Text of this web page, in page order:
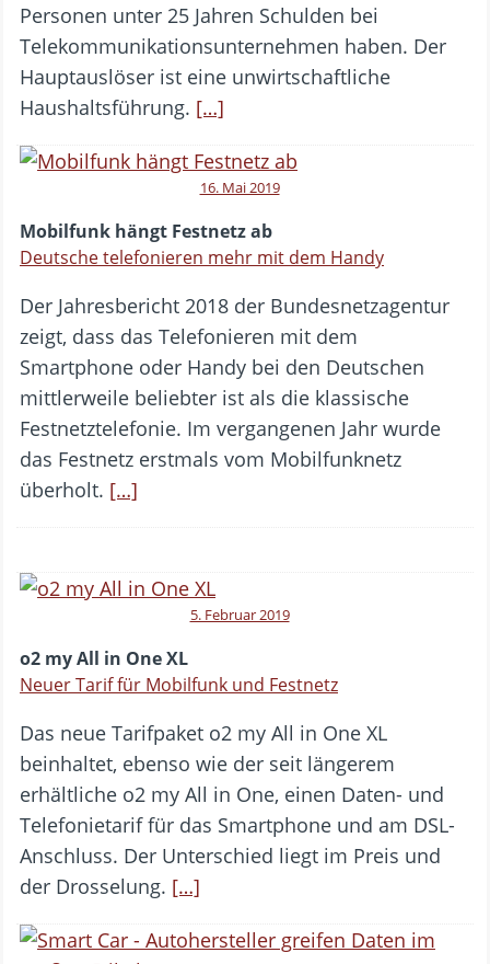
Personen unter 25 Jahren Schulden bei
Telekommunikationsunternehmen haben. Der
Hauptauslöser ist eine unwirtschaftliche
Haushaltsführung. […]
16. Mai 2019
Mobilfunk hängt Festnetz ab
Deutsche telefonieren mehr mit dem Handy
Der Jahresbericht 2018 der Bundesnetzagentur
zeigt, dass das Telefonieren mit dem
Smartphone oder Handy bei den Deutschen
mittlerweile beliebter ist als die klassische
Festnetztelefonie. Im vergangenen Jahr wurde
das Festnetz erstmals vom Mobilfunknetz
überholt. […]
5. Februar 2019
o2 my All in One XL
Neuer Tarif für Mobilfunk und Festnetz
Das neue Tarifpaket o2 my All in One XL
beinhaltet, ebenso wie der seit längerem
erhältliche o2 my All in One, einen Daten- und
Telefonietarif für das Smartphone und am DSL-
Anschluss. Der Unterschied liegt im Preis und
der Drosselung. […]